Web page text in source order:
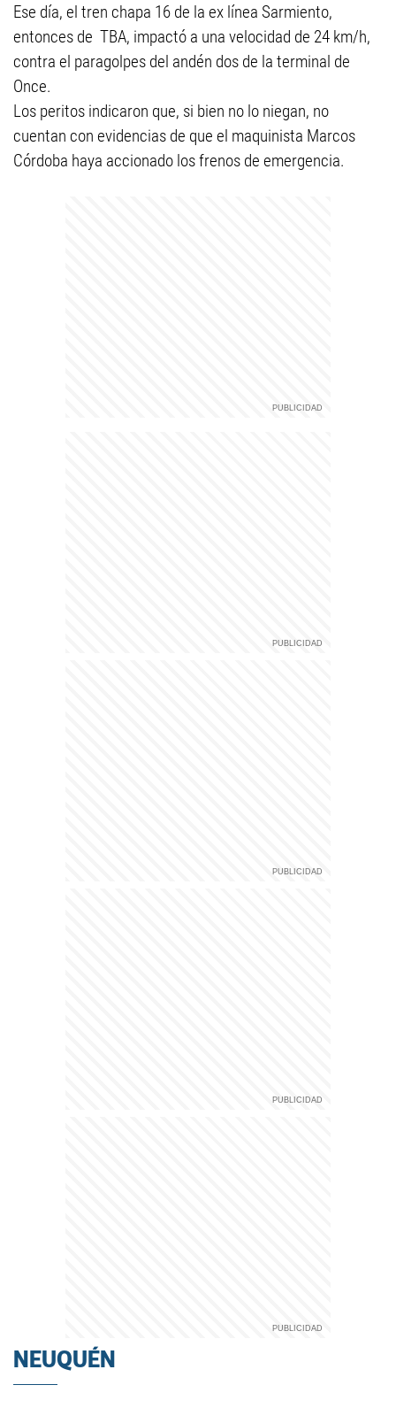
Ese día, el tren chapa 16 de la ex línea Sarmiento,
entonces de TBA, impactó a una velocidad de 24 km/h,
contra el paragolpes del andén dos de la terminal de
Once.
Los peritos indicaron que, si bien no lo niegan, no
cuentan con evidencias de que el maquinista Marcos
Córdoba haya accionado los frenos de emergencia.
NEUQUÉN